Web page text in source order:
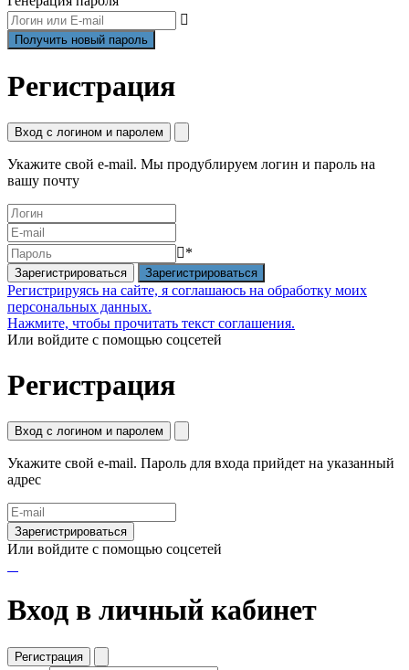
Регистрация
Вход с логином и паролем
Укажите свой e-mail. Мы продублируем логин и пароль на
вашу почту
*
Зарегистрироваться
Регистрируясь на сайте, я соглашаюсь на обработку моих
персональных данных.
Нажмите, чтобы прочитать текст соглашения.
Или войдите с помощью соцсетей
Регистрация
Вход с логином и паролем
Укажите свой e-mail. Пароль для входа прийдет на указанный
адрес
Зарегистрироваться
Или войдите с помощью соцсетей
Вход в личный кабинет
Регистрация